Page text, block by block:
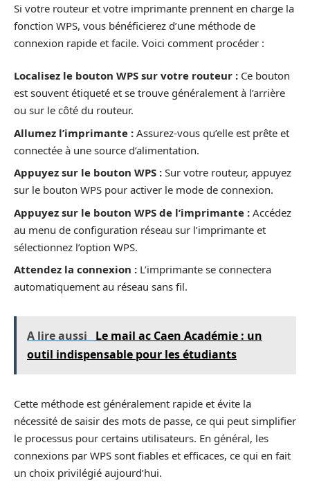
Si votre routeur et votre imprimante prennent en charge la
fonction WPS, vous bénéficierez d’une méthode de
connexion rapide et facile. Voici comment procéder :
Localisez le bouton WPS sur votre routeur : Ce bouton
est souvent étiqueté et se trouve généralement à l’arrière
ou sur le côté du routeur.
Allumez l’imprimante : Assurez-vous qu’elle est prête et
connectée à une source d’alimentation.
Appuyez sur le bouton WPS : Sur votre routeur, appuyez
sur le bouton WPS pour activer le mode de connexion.
Appuyez sur le bouton WPS de l’imprimante : Accédez
au menu de configuration réseau sur l’imprimante et
sélectionnez l’option WPS.
Attendez la connexion : L’imprimante se connectera
automatiquement au réseau sans fil.
A lire aussi
Le mail ac Caen Académie : un
outil indispensable pour les étudiants
Cette méthode est généralement rapide et évite la
nécessité de saisir des mots de passe, ce qui peut simplifier
le processus pour certains utilisateurs. En général, les
connexions par WPS sont fiables et efficaces, ce qui en fait
un choix privilégié aujourd’hui.